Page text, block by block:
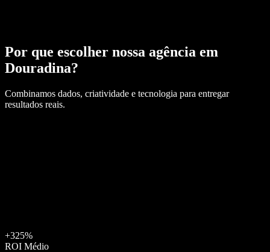
Por que escolher nossa agência em
Douradina?
Combinamos dados, criatividade e tecnologia para entregar
resultados reais.
+325%
ROI Médio